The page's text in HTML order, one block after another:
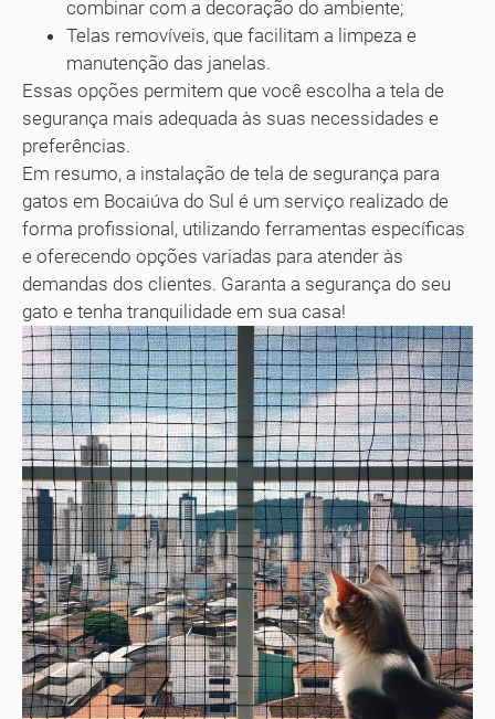
combinar com a decoração do ambiente;
Telas removíveis, que facilitam a limpeza e
manutenção das janelas.
Essas opções permitem que você escolha a tela de
segurança mais adequada às suas necessidades e
preferências.
Em resumo, a instalação de tela de segurança para
gatos em Bocaiúva do Sul é um serviço realizado de
forma profissional, utilizando ferramentas específicas
e oferecendo opções variadas para atender às
demandas dos clientes. Garanta a segurança do seu
gato e tenha tranquilidade em sua casa!